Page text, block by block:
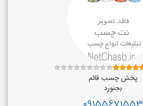
پخش چسب قائم
بجنورد